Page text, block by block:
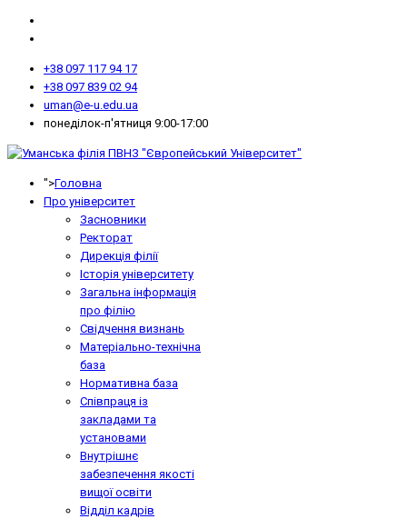
+38 097 117 94 17
+38 097 839 02 94
uman@e-u.edu.ua
понеділок-п'ятниця 9:00-17:00
">Головна
Про університет
Засновники
Ректорат
Дирекція філії
Історія університету
Загальна інформація
про філію
Свідчення визнань
Матеріально-технічна
база
Нормативна база
Співпраця із
закладами та
установами
Внутрішнє
забезпечення якості
вищої освіти
Відділ кадрів